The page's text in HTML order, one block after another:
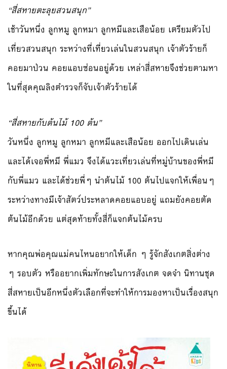
“สี่สหายตะลุยสวนสนุก”
เช้าวันหนึ่ง ลูกหมู ลูกหมา ลูกหมีและเสือน้อย เตรียมตัวไป
เที่ยวสวนสนุก ระหว่างที่เที่ยวเล่นในสวนสนุก เจ้าตัวร้ายก็
คอยมาป่วน คอยแอบซ่อนอยู่ด้วย เหล่าสี่สหายจึงช่วยตามหา
ในที่สุดคุณลิงตำรวจก็จับเจ้าตัวร้ายได้
“สี่สหายกับต้นไม้ 100 ต้น”
วันหนึ่ง ลูกหมู ลูกหมา ลูกหมีและเสือน้อย ออกไปเดินเล่น
และได้เจอพี่หมี พี่แมว จึงได้แวะเที่ยวเล่นที่หมู่บ้านของพี่หมี
กับพี่แมว และได้ช่วยพี่ๆ นำต้นไม้ 100 ต้นไปแจกให้เพื่อนๆ
ระหว่างทางมีเจ้าสัตว์ประหลาดคอยแอบอยู่ แถมยังคอยตัด
ต้นไม้อีกด้วย แต่สุดท้ายทั้งสี่ก็แจกต้นไม้ครบ
หากคุณพ่อคุณแม่คนไหนอยากให้เด็ก ๆ รู้จักสังเกตสิ่งต่าง
ๆ รอบตัว หรืออยากเพิ่มทักษะในการสังเกต จดจำ นิทานชุด
สี่สหายเป็นอีกหนึ่งตัวเลือกที่จะทำให้การมองหาเป็นเรื่องสนุก
ขึ้นได้